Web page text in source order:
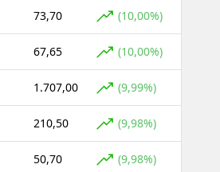
73,70 (10,00%)
67,65 (10,00%)
1.707,00 (9,99%)
210,50 (9,98%)
50,70 (9,98%)